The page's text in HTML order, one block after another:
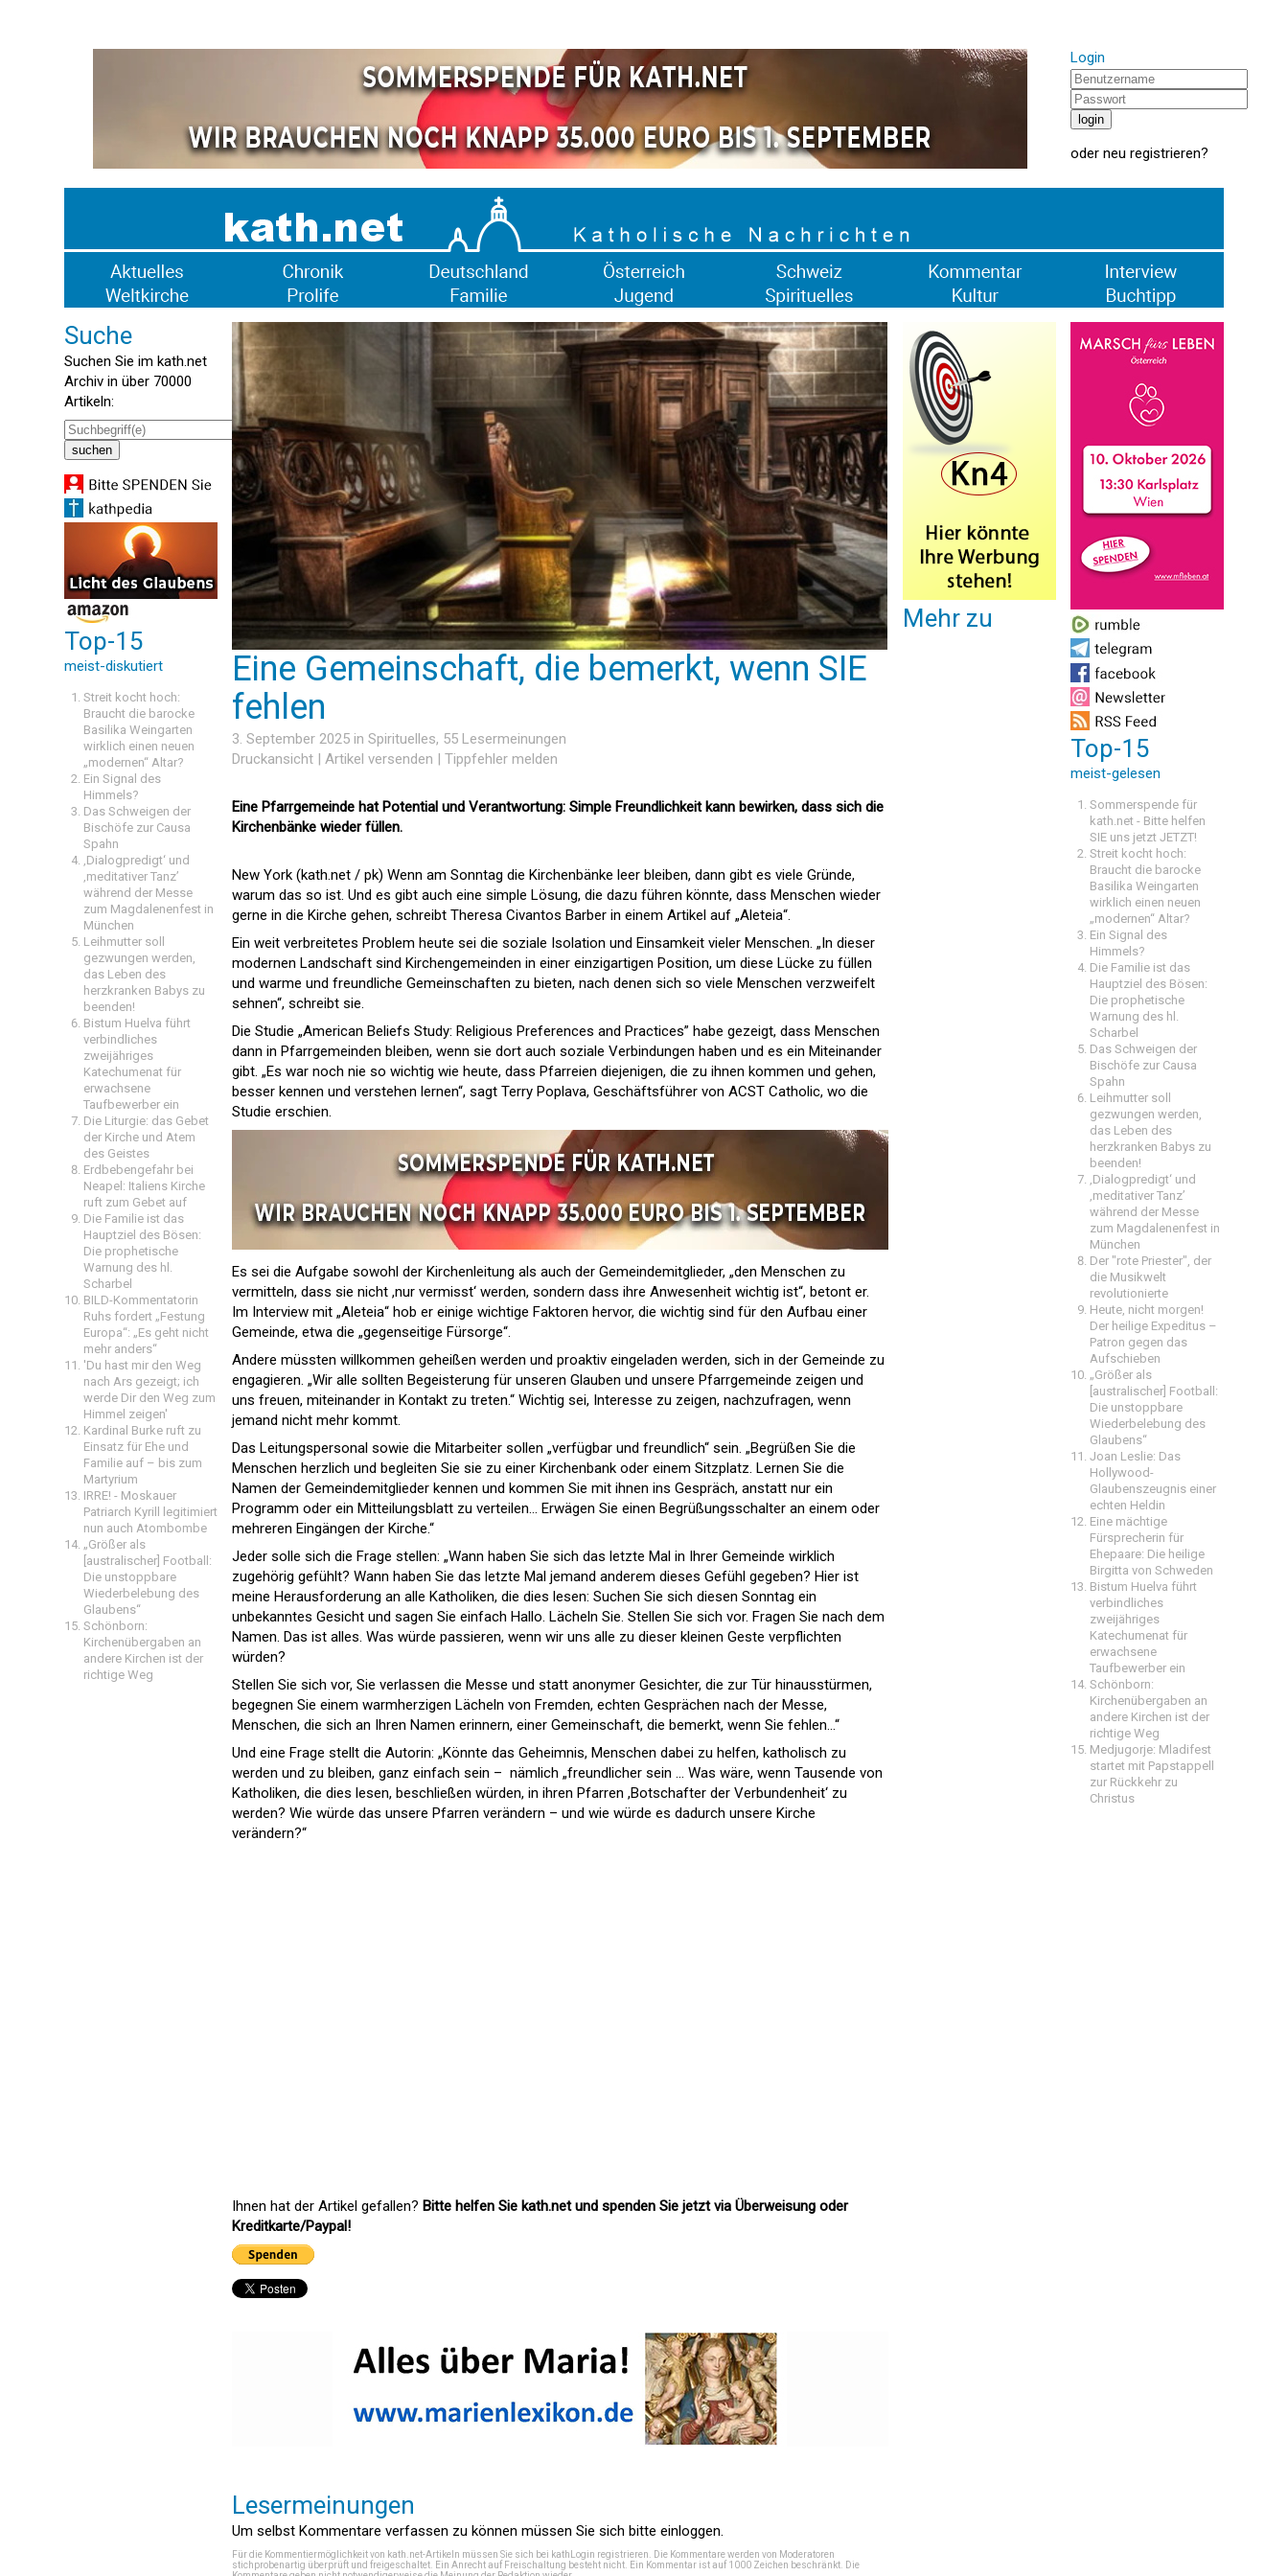
Login
oder neu registrieren?
Suche
Suchen Sie im kath.net
Archiv in über 70000
Artikeln:
Top-15
meist-diskutiert
Streit kocht hoch:
Braucht die barocke
Basilika Weingarten
wirklich einen neuen
„modernen“ Altar?
Ein Signal des
Himmels?
Das Schweigen der
Bischöfe zur Causa
Spahn
‚Dialogpredigt‘ und
‚meditativer Tanz’
während der Messe
zum Magdalenenfest in
München
Leihmutter soll
gezwungen werden,
das Leben des
herzkranken Babys zu
beenden!
Bistum Huelva führt
verbindliches
zweijähriges
Katechumenat für
erwachsene
Taufbewerber ein
Die Liturgie: das Gebet
der Kirche und Atem
des Geistes
Erdbebengefahr bei
Neapel: Italiens Kirche
ruft zum Gebet auf
Die Familie ist das
Hauptziel des Bösen:
Die prophetische
Warnung des hl.
Scharbel
BILD-Kommentatorin
Ruhs fordert „Festung
Europa“: „Es geht nicht
mehr anders“
'Du hast mir den Weg
nach Ars gezeigt; ich
werde Dir den Weg zum
Himmel zeigen'
Kardinal Burke ruft zu
Einsatz für Ehe und
Familie auf – bis zum
Martyrium
IRRE! - Moskauer
Patriarch Kyrill legitimiert
nun auch Atombombe
„Größer als
[australischer] Football:
Die unstoppbare
Wiederbelebung des
Glaubens“
Schönborn:
Kirchenübergaben an
andere Kirchen ist der
richtige Weg
Eine Gemeinschaft, die bemerkt, wenn SIE
fehlen
3. September 2025 in Spirituelles, 55 Lesermeinungen
Druckansicht | Artikel versenden | Tippfehler melden
Eine Pfarrgemeinde hat Potential und Verantwortung: Simple Freundlichkeit kann bewirken, dass sich die
Kirchenbänke wieder füllen.
New York (kath.net / pk) Wenn am Sonntag die Kirchenbänke leer bleiben, dann gibt es viele Gründe,
warum das so ist. Und es gibt auch eine simple Lösung, die dazu führen könnte, dass Menschen wieder
gerne in die Kirche gehen, schreibt Theresa Civantos Barber in einem Artikel auf „Aleteia“.
Ein weit verbreitetes Problem heute sei die soziale Isolation und Einsamkeit vieler Menschen. „In dieser
modernen Landschaft sind Kirchengemeinden in einer einzigartigen Position, um diese Lücke zu füllen
und warme und freundliche Gemeinschaften zu bieten, nach denen sich so viele Menschen verzweifelt
sehnen“, schreibt sie.
Die Studie „American Beliefs Study: Religious Preferences and Practices” habe gezeigt, dass Menschen
dann in Pfarrgemeinden bleiben, wenn sie dort auch soziale Verbindungen haben und es ein Miteinander
gibt. „Es war noch nie so wichtig wie heute, dass Pfarreien diejenigen, die zu ihnen kommen und gehen,
besser kennen und verstehen lernen“, sagt Terry Poplava, Geschäftsführer von ACST Catholic, wo die
Studie erschien.
Es sei die Aufgabe sowohl der Kirchenleitung als auch der Gemeindemitglieder, „den Menschen zu
vermitteln, dass sie nicht ,nur vermisst‘ werden, sondern dass ihre Anwesenheit wichtig ist“, betont er.
Im Interview mit „Aleteia“ hob er einige wichtige Faktoren hervor, die wichtig sind für den Aufbau einer
Gemeinde, etwa die „gegenseitige Fürsorge“.
Andere müssten willkommen geheißen werden und proaktiv eingeladen werden, sich in der Gemeinde zu
engagieren. „Wir alle sollten Begeisterung für unseren Glauben und unsere Pfarrgemeinde zeigen und
uns freuen, miteinander in Kontakt zu treten.“ Wichtig sei, Interesse zu zeigen, nachzufragen, wenn
jemand nicht mehr kommt.
Das Leitungspersonal sowie die Mitarbeiter sollen „verfügbar und freundlich“ sein. „Begrüßen Sie die
Menschen herzlich und begleiten Sie sie zu einer Kirchenbank oder einem Sitzplatz. Lernen Sie die
Namen der Gemeindemitglieder kennen und kommen Sie mit ihnen ins Gespräch, anstatt nur ein
Programm oder ein Mitteilungsblatt zu verteilen… Erwägen Sie einen Begrüßungsschalter an einem oder
mehreren Eingängen der Kirche.“
Jeder solle sich die Frage stellen: „Wann haben Sie sich das letzte Mal in Ihrer Gemeinde wirklich
zugehörig gefühlt? Wann haben Sie das letzte Mal jemand anderem dieses Gefühl gegeben? Hier ist
meine Herausforderung an alle Katholiken, die dies lesen: Suchen Sie sich diesen Sonntag ein
unbekanntes Gesicht und sagen Sie einfach Hallo. Lächeln Sie. Stellen Sie sich vor. Fragen Sie nach dem
Namen. Das ist alles. Was würde passieren, wenn wir uns alle zu dieser kleinen Geste verpflichten
würden?
Stellen Sie sich vor, Sie verlassen die Messe und statt anonymer Gesichter, die zur Tür hinausstürmen,
begegnen Sie einem warmherzigen Lächeln von Fremden, echten Gesprächen nach der Messe,
Menschen, die sich an Ihren Namen erinnern, einer Gemeinschaft, die bemerkt, wenn Sie fehlen...“
Und eine Frage stellt die Autorin: „Könnte das Geheimnis, Menschen dabei zu helfen, katholisch zu
werden und zu bleiben, ganz einfach sein – nämlich „freundlicher sein … Was wäre, wenn Tausende von
Katholiken, die dies lesen, beschließen würden, in ihren Pfarren ,Botschafter der Verbundenheit‘ zu
werden? Wie würde das unsere Pfarren verändern – und wie würde es dadurch unsere Kirche
verändern?“
Ihnen hat der Artikel gefallen? Bitte helfen Sie kath.net und spenden Sie jetzt via Überweisung oder
Kreditkarte/Paypal!
Lesermeinungen
Um selbst Kommentare verfassen zu können müssen Sie sich bitte einloggen.
Für die Kommentiermöglichkeit von kath.net-Artikeln müssen Sie sich bei kathLogin registrieren . Die Kommentare werden von Moderatoren
stichprobenartig überprüft und freigeschaltet. Ein Anrecht auf Freischaltung besteht nicht. Ein Kommentar ist auf 1000 Zeichen beschränkt. Die
Mehr zu
Top-15
meist-gelesen
Sommerspende für
kath.net - Bitte helfen
SIE uns jetzt JETZT!
Streit kocht hoch:
Braucht die barocke
Basilika Weingarten
wirklich einen neuen
„modernen“ Altar?
Ein Signal des
Himmels?
Die Familie ist das
Hauptziel des Bösen:
Die prophetische
Warnung des hl.
Scharbel
Das Schweigen der
Bischöfe zur Causa
Spahn
Leihmutter soll
gezwungen werden,
das Leben des
herzkranken Babys zu
beenden!
‚Dialogpredigt‘ und
‚meditativer Tanz’
während der Messe
zum Magdalenenfest in
München
Der "rote Priester", der
die Musikwelt
revolutionierte
Heute, nicht morgen!
Der heilige Expeditus –
Patron gegen das
Aufschieben
„Größer als
[australischer] Football:
Die unstoppbare
Wiederbelebung des
Glaubens“
Joan Leslie: Das
Hollywood-
Glaubenszeugnis einer
echten Heldin
Eine mächtige
Fürsprecherin für
Ehepaare: Die heilige
Birgitta von Schweden
Bistum Huelva führt
verbindliches
zweijähriges
Katechumenat für
erwachsene
Taufbewerber ein
Schönborn:
Kirchenübergaben an
andere Kirchen ist der
richtige Weg
Medjugorje: Mladifest
startet mit Papstappell
zur Rückkehr zu
Christus